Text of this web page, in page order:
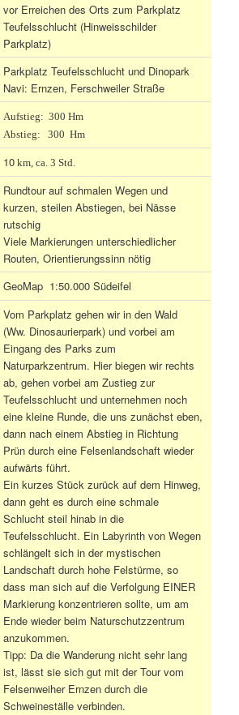
vor Erreichen des Orts zum Parkplatz
Teufelsschlucht (Hinweisschilder
Parkplatz)
Parkplatz Teufelsschlucht und Dinopark
Navi: Ernzen, Ferschweiler Straße
Aufstieg: 300 Hm
Abstieg: 300 Hm
10 km, ca. 3 Std.
Rundtour auf schmalen Wegen und
kurzen, steilen Abstiegen, bei Nässe
rutschig
Viele Markierungen unterschiedlicher
Routen, Orientierungssinn nötig
GeoMap 1:50.000 Südeifel
Vom Parkplatz gehen wir in den Wald
(Ww. Dinosaurierpark) und vorbei am
Eingang des Parks zum
Naturparkzentrum. Hier biegen wir rechts
ab, gehen vorbei am Zustieg zur
Teufelsschlucht und unternehmen noch
eine kleine Runde, die uns zunächst eben,
dann nach einem Abstieg in Richtung
Prün durch eine Felsenlandschaft wieder
aufwärts führt.
Ein kurzes Stück zurück auf dem Hinweg,
dann geht es durch eine schmale
Schlucht steil hinab in die
Teufelsschlucht. Ein Labyrinth von Wegen
schlängelt sich in der mystischen
Landschaft durch hohe Felstürme, so
dass man sich auf die Verfolgung EINER
Markierung konzentrieren sollte, um am
Ende wieder beim Naturschutzzentrum
anzukommen.
Tipp: Da die Wanderung nicht sehr lang
ist, lässt sie sich gut mit der Tour vom
Felsenweiher Ernzen durch die
Schweineställe verbinden.